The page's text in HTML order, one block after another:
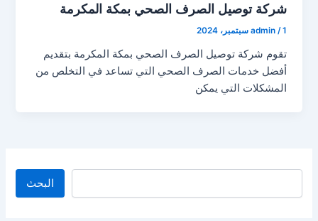
شركة توصيل الصرف الصحي بمكة المكرمة
admin /1 سبتمبر، 2024
تقوم شركة توصيل الصرف الصحي بمكة المكرمة بتقديم
أفضل خدمات الصرف الصحي التي تساعد في التخلص من
المشكلات التي يمكن
البحث